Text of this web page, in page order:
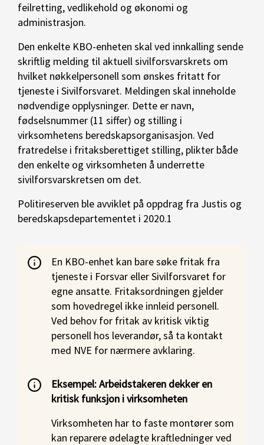
feilretting, vedlikehold og økonomi og
administrasjon.
Den enkelte KBO-enheten skal ved innkalling sende
skriftlig melding til aktuell sivilforsvarskrets om
hvilket nøkkelpersonell som ønskes fritatt for
tjeneste i Sivilforsvaret. Meldingen skal inneholde
nødvendige opplysninger. Dette er navn,
fødselsnummer (11 siffer) og stilling i
virksomhetens beredskapsorganisasjon. Ved
fratredelse i fritaksberettiget stilling, plikter både
den enkelte og virksomheten å underrette
sivilforsvarskretsen om det.
Politireserven ble avviklet på oppdrag fra Justis og
beredskapsdepartementet i 2020.1
En KBO-enhet kan bare søke fritak fra
tjeneste i Forsvar eller Sivilforsvaret for
egne ansatte. Fritaksordningen gjelder
som hovedregel ikke innleid personell.
Ved behov for fritak av kritisk viktig
personell hos leverandør, så ta kontakt
med NVE for nærmere avklaring.
Eksempel: Arbeidstakeren dekker en
kritisk funksjon i virksomheten
Virksomheten har to faste montører som
kan reparere ødelagte kraftledninger ved